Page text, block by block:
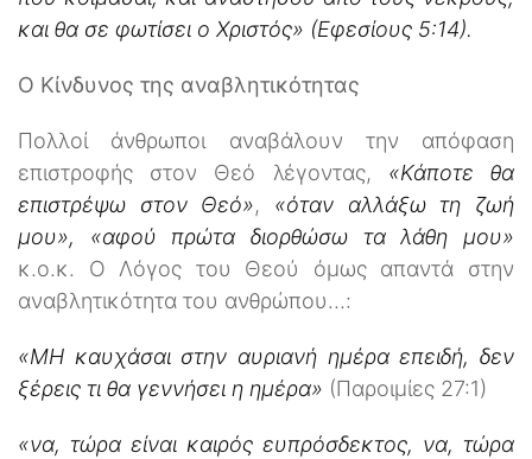
και θα σε φωτίσει ο Χριστός» (Εφεσίους 5:14).
Ο Κίνδυνος της αναβλητικότητας
Πολλοί άνθρωποι αναβάλουν την απόφαση
επιστροφής στον Θεό λέγοντας, «Κάποτε θα
επιστρέψω στον Θεό», «όταν αλλάξω τη ζωή
μου», «αφού πρώτα διορθώσω τα λάθη μου»
κ.ο.κ. Ο Λόγος του Θεού όμως απαντά στην
αναβλητικότητα του ανθρώπου…:
«ΜΗ καυχάσαι στην αυριανή ημέρα επειδή, δεν
ξέρεις τι θα γεννήσει η ημέρα» (Παροιμίες 27:1)
«να, τώρα είναι καιρός ευπρόσδεκτος, να, τώρα